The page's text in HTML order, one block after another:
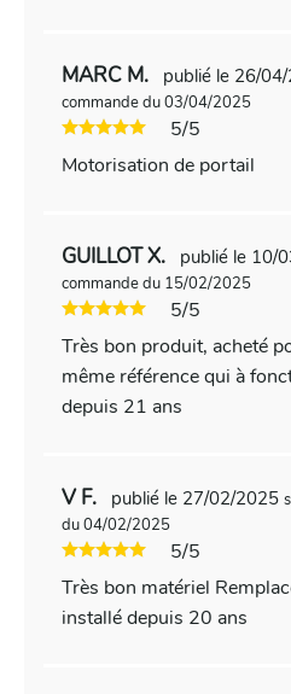
MARC M. publié le 26/
commande du 03/04/2025
5/5
Motorisation de portail
GUILLOT X. publié le 10/
commande du 15/02/2025
5/5
Très bon produit, acheté
même référence qui à
depuis 21 ans
V F. publié le 27/02/2025
du 04/02/2025
5/5
Très bon matériel Remplace celui qui était
installé depuis 20 ans